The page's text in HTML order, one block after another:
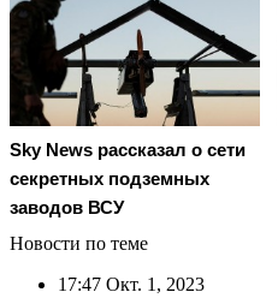
Sky News рассказал о сети
секретных подземных
заводов ВСУ
Новости по теме
17:47 Окт. 1, 2023